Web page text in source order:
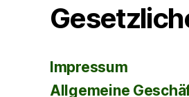
Impressum
Allgemeine